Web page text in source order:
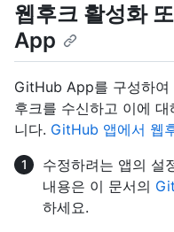
웹후크 활성화
App
GitHub App를 구성하
후크를 수신하고 이에
니다. GitHub 앱에서 웹
수정하려는 앱의 설
내용은 이 문서의
하세요.